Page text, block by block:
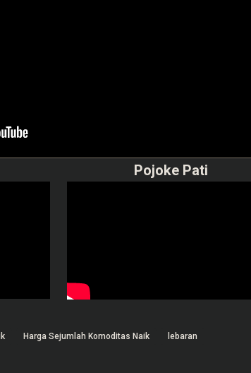
Pojoke Pati
Harga Sejumlah Komoditas Naik lebaran